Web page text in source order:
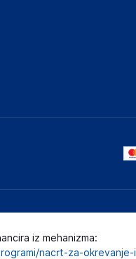
iz mehanizma:
nacrt-za-